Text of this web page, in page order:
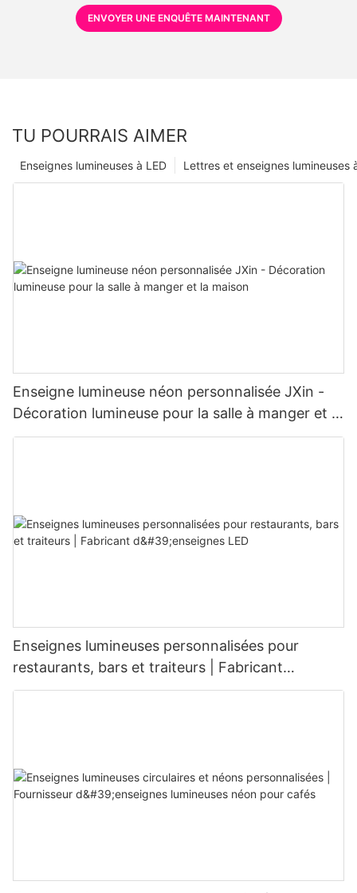
ENVOYER UNE ENQUÊTE MAINTENANT
TU POURRAIS AIMER
Lettres et enseignes lumineuses
Enseignes lumineuses à LED
Enseigne lumineuse néon personnalisée JXin -
Décoration lumineuse pour la salle à manger et la
maison
Enseignes lumineuses personnalisées pour
restaurants, bars et traiteurs | Fabricant
d'enseignes LED